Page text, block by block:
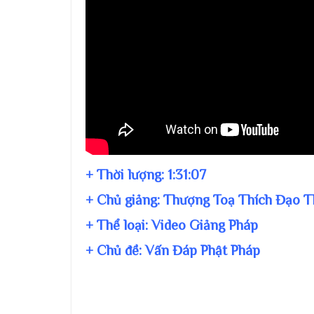
+ Thời lượng: 1:31:07
+ Chủ giảng: Thượng Toạ Thích Đạo
+ Thể loại: Video Giảng Pháp
+ Chủ đề:Vấn Đáp Phật Pháp